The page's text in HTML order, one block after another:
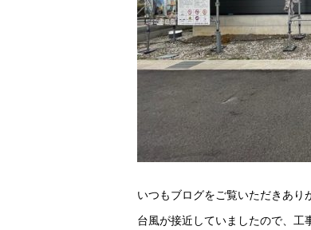
いつもブログをご覧いただきあり
台風が接近していましたので、